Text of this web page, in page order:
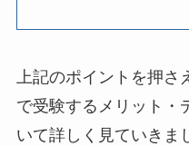
上記のポイントを押さ
で受験するメリット・
いて詳しく見ていきま